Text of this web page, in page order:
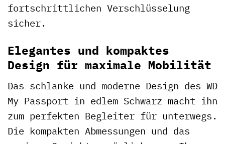
fortschrittlichen Verschlüsselung
sicher.
Elegantes und kompaktes
Design für maximale Mobilität
Das schlanke und moderne Design des WD
My Passport in edlem Schwarz macht ihn
zum perfekten Begleiter für unterwegs.
Die kompakten Abmessungen und das